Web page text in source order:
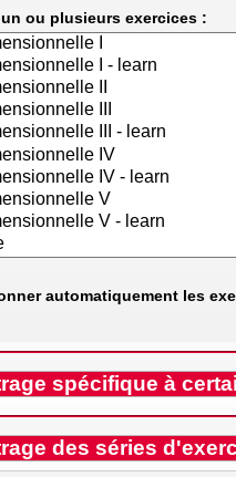
ou plusieurs exercices :
automatiquement les
spécifique à
des séries